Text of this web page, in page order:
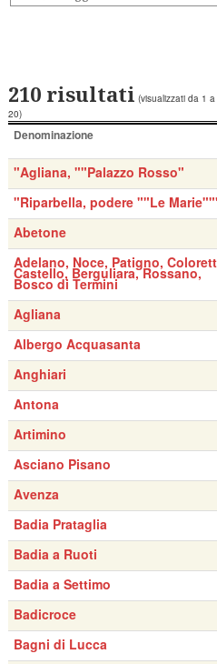
210 risultati (visualizzati da 1 a
20)
Denominazione
"Agliana, ""Palazzo Rosso"
"Riparbella, podere ""Le
Abetone
Adelano, Noce, Patigno,
Castello, Berguliara, Rossano,
Bosco di Termini
Agliana
Albergo Acquasanta
Anghiari
Antona
Artimino
Asciano Pisano
Avenza
Badia Prataglia
Badia a Ruoti
Badia a Settimo
Badicroce
Bagni di Lucca